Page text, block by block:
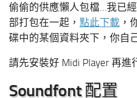
偷偷的供應懶人包檔…我已
部打包在一起， 點此下載 ，
碟中的某個資料夾下，你自
請先安裝好 Midi Player 再進
Soundfont 配置